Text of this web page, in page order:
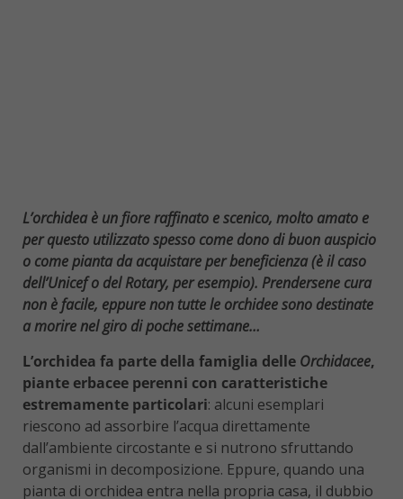
L’orchidea è un fiore raffinato e scenico, molto amato e
per questo utilizzato spesso come dono di buon auspicio
o come pianta da acquistare per beneficienza (è il caso
dell’Unicef o del Rotary, per esempio). Prendersene cura
non è facile, eppure non tutte le orchidee sono destinate
a morire nel giro di poche settimane…
L’orchidea fa parte della famiglia delle Orchidacee,
piante erbacee perenni con caratteristiche
estremamente particolari: alcuni esemplari
riescono ad assorbire l’acqua direttamente
dall’ambiente circostante e si nutrono sfruttando
organismi in decomposizione. Eppure, quando una
pianta di orchidea entra nella propria casa, il dubbio